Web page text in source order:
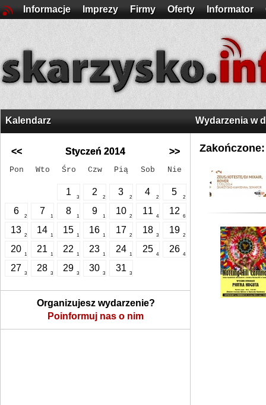
Informacje Imprezy Firmy Oferty Informator
Kalendarz
<< Styczeń 2014 >>
Pon Wto Śro Czw Pią Sob Nie
1
3
2
2
3
2
4
2
5
2
6
2
7
1
8
1
9
1
10
2
11
4
12
6
13
2
14
1
15
1
16
1
17
2
18
3
19
2
20
1
21
1
22
1
23
1
24
1
25
4
26
4
27
3
28
3
29
3
30
3
31
3
Organizujesz wydarzenie?
Poinformuj nas o nim
Wydarzenia w
Zakończone: